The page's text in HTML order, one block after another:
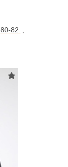
80-82 ,